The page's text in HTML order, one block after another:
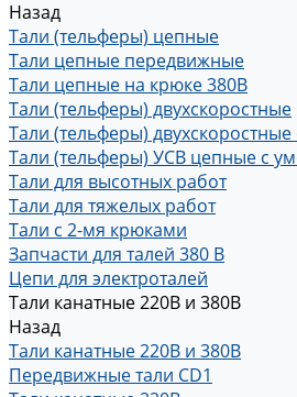
Назад
Тали (тельферы) цепные
Тали цепные передвижные
Тали цепные на крюке 380В
Тали (тельферы) двухскоростные
Тали (тельферы)
Тали (тельферы) УСВ цепные с
Тали для высотных работ
Тали для тяжелых работ
Тали с 2-мя крюками
Запчасти для талей 380 В
Цепи для электроталей
Тали канатные 220В и 380В
Назад
Тали канатные 220В и 380В
Передвижные тали CD1